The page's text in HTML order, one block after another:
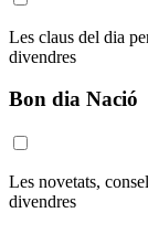
Les claus del dia
divendres
Bon dia Nació
Les novetats,
divendres